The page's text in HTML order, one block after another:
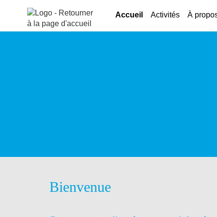
Aller au menu
Accueil Activités À
Bienvenue